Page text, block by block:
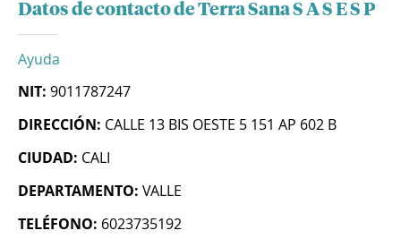
Datos de contacto de Terra Sana S A S E S P
Ayuda
NIT: 9011787247
DIRECCIÓN: CALLE 13 BIS OESTE 5 151 AP 602 B
CIUDAD: CALI
DEPARTAMENTO: VALLE
TELÉFONO: 6023735192